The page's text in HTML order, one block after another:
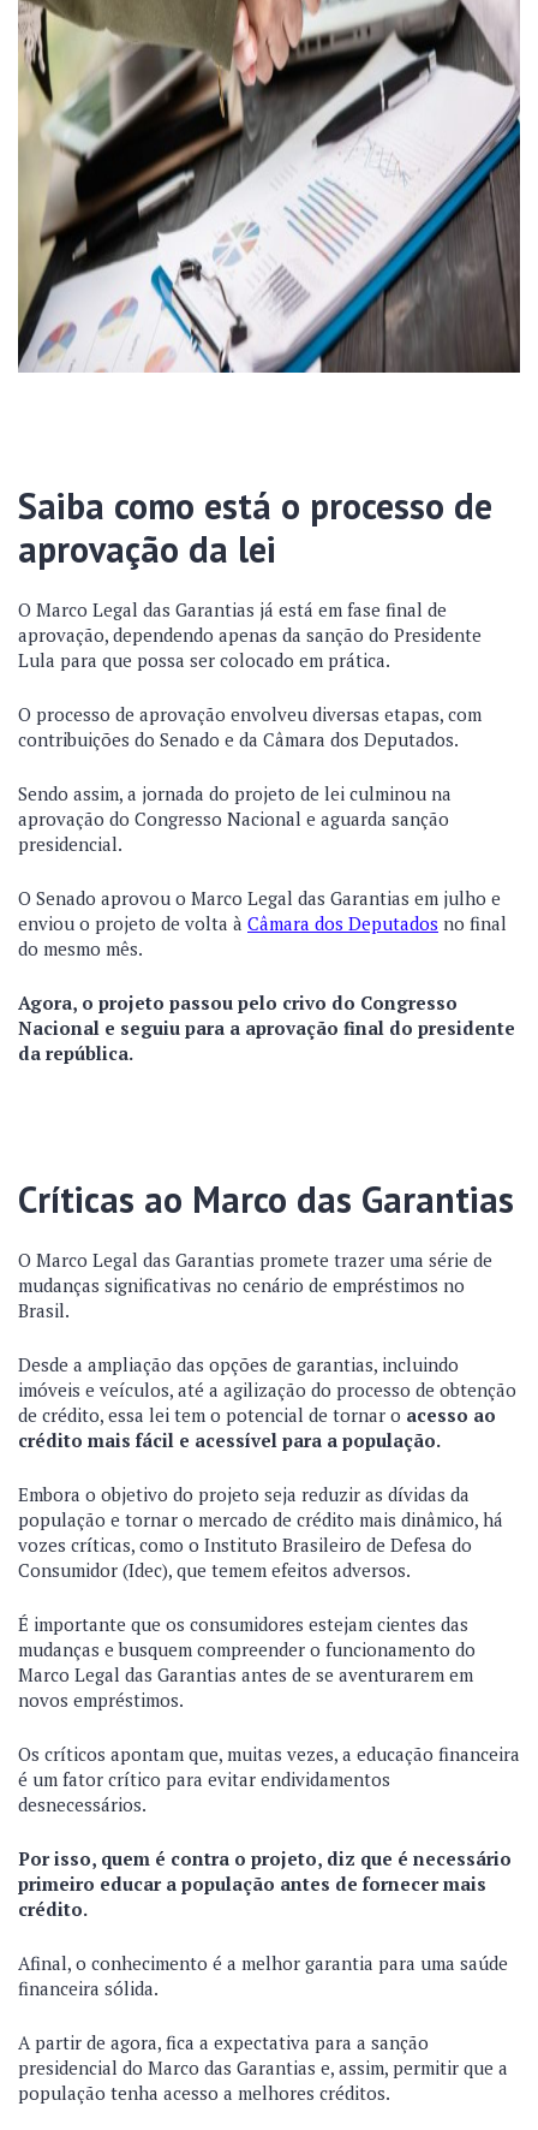
Saiba como está o processo de
aprovação da lei
O Marco Legal das Garantias já está em fase final de
aprovação, dependendo apenas da sanção do Presidente
Lula para que possa ser colocado em prática.
O processo de aprovação envolveu diversas etapas, com
contribuições do Senado e da Câmara dos Deputados.
Sendo assim, a jornada do projeto de lei culminou na
aprovação do Congresso Nacional e aguarda sanção
presidencial.
O Senado aprovou o Marco Legal das Garantias em julho e
enviou o projeto de volta à Câmara dos Deputados no final
do mesmo mês.
Agora, o projeto passou pelo crivo do Congresso
Nacional e seguiu para a aprovação final do presidente
da república.
Críticas ao Marco das Garantias
O Marco Legal das Garantias promete trazer uma série de
mudanças significativas no cenário de empréstimos no
Brasil.
Desde a ampliação das opções de garantias, incluindo
imóveis e veículos, até a agilização do processo de obtenção
de crédito, essa lei tem o potencial de tornar o acesso ao
crédito mais fácil e acessível para a população.
Embora o objetivo do projeto seja reduzir as dívidas da
população e tornar o mercado de crédito mais dinâmico, há
vozes críticas, como o Instituto Brasileiro de Defesa do
Consumidor (Idec), que temem efeitos adversos.
É importante que os consumidores estejam cientes das
mudanças e busquem compreender o funcionamento do
Marco Legal das Garantias antes de se aventurarem em
novos empréstimos.
Os críticos apontam que, muitas vezes, a educação financeira
é um fator crítico para evitar endividamentos
desnecessários.
Por isso, quem é contra o projeto, diz que é necessário
primeiro educar a população antes de fornecer mais
crédito.
Afinal, o conhecimento é a melhor garantia para uma saúde
financeira sólida.
A partir de agora, fica a expectativa para a sanção
presidencial do Marco das Garantias e, assim, permitir que a
população tenha acesso a melhores créditos.